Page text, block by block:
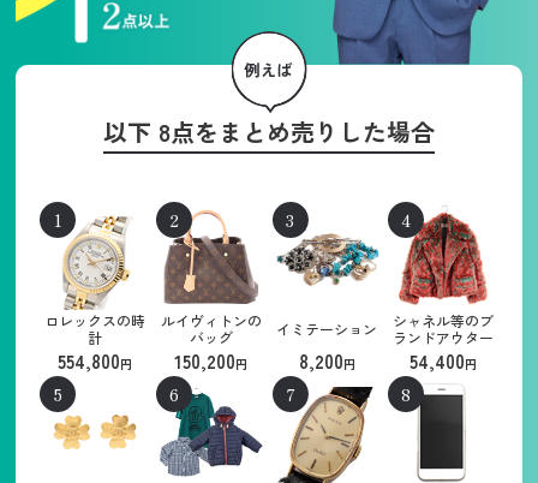
以下 8点をまとめ売りした場合
ロレックスの時
計
554,800円
ルイヴィトンの
バッグ
150,200円
イミテーション
8,200円
シャネル等のブ
ランドアウター
54,400円